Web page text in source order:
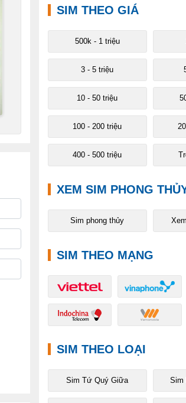
SIM THEO GIÁ
500k - 1 triệu
3 - 5 triệu
10 - 50 triệu
100 - 200 triệu
400 - 500 triệu
XEM SIM PHONG
Sim phong thủy
SIM THEO MẠNG
SIM THEO LOẠI
Sim Tứ Quý Giữa Sim